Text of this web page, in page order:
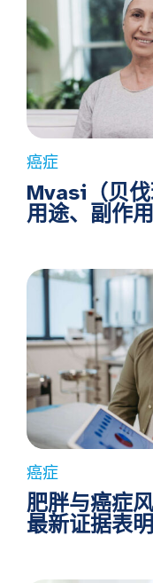
癌症
Mvasi（贝伐
用途、副作
癌症
肥胖与癌症风
最新证据表